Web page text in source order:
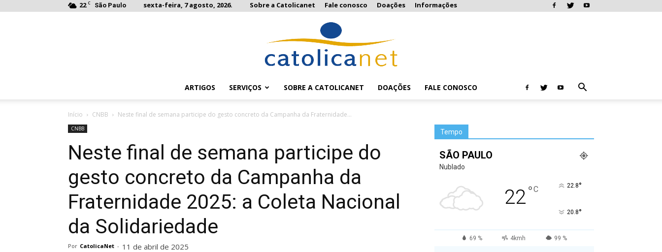
22 C São Paulo sexta-feira, 7 agosto, 2026. Sobre a Catolicanet Fale conosco Doações Informações
ARTIGOS SERVIÇOS SOBRE A CATOLICANET DOAÇÕES FALE CONOSCO
Início CNBB Neste final de semana participe do gesto concreto da Campanha da Fraternidade...
CNBB
Neste final de semana participe do
gesto concreto da Campanha da
Fraternidade 2025: a Coleta Nacional
da Solidariedade
Por CatolicaNet - 11 de abril de 2025
Tempo
SÃO PAULO
Nublado
22°C 22.8°
20.8°
69 % 4kmh 99 %